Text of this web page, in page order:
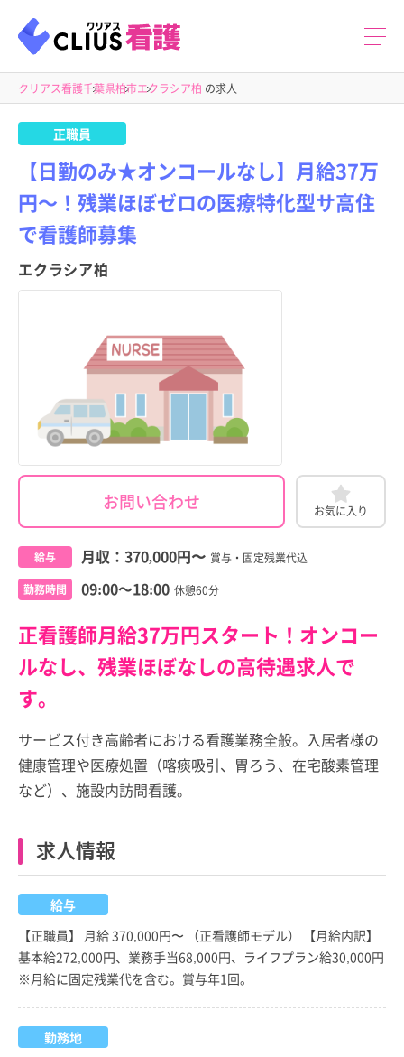
クリアス看護千葉県柏市エクラシア柏 の求人
正職員
【日勤のみ★オンコールなし】月給37万
円～！残業ほぼゼロの医療特化型サ高住
で看護師募集
エクラシア柏
お問い合わせ お気に入り
給与 月収： 370,000円〜 賞与・固定残業代込
勤務時間 09:00～18:00 休憩60分
正看護師月給37万円スタート！オンコー
ルなし、残業ほぼなしの高待遇求人で
す。
サービス付き高齢者における看護業務全般。入居者様の
健康管理や医療処置（喀痰吸引、胃ろう、在宅酸素管理
など）、施設内訪問看護。
求人情報
給与
【正職員】 月給 370,000円〜 （正看護師モデル） 【月給内訳】
基本給272,000円、業務手当68,000円、ライフプラン給30,000円
※月給に固定残業代を含む。賞与年1回。
勤務地